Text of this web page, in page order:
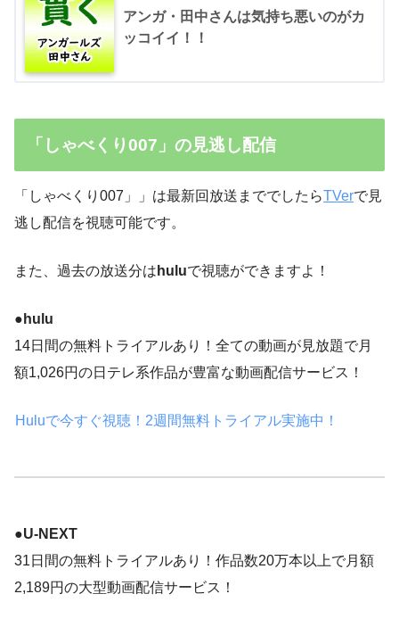
アンガ・田中さんは気持ち悪いのがカ
ッコイイ！！
「しゃべくり007」の見逃し配信
「しゃべくり007」」は最新回放送まででしたらTVerで見
逃し配信を視聴可能です。
また、過去の放送分は huluで視聴ができますよ！
●hulu
14日間の無料トライアルあり！全ての動画が見放題で月
額1,026円の日テレ系作品が豊富な動画配信サービス！
Huluで今すぐ視聴！2週間無料トライアル実施中！
●U-NEXT
31日間の無料トライアルあり！作品数20万本以上で月額
2,189円の大型動画配信サービス！